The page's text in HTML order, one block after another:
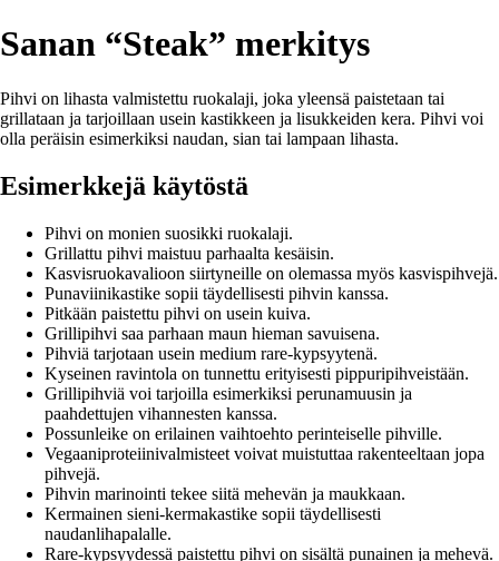
Sanan “Steak” merkitys
Pihvi on lihasta valmistettu ruokalaji, joka yleensä paistetaan tai
grillataan ja tarjoillaan usein kastikkeen ja lisukkeiden kera. Pihvi voi
olla peräisin esimerkiksi naudan, sian tai lampaan lihasta.
Esimerkkejä käytöstä
Pihvi on monien suosikki ruokalaji.
Grillattu pihvi maistuu parhaalta kesäisin.
Kasvisruokavalioon siirtyneille on olemassa myös kasvispihvejä.
Punaviinikastike sopii täydellisesti pihvin kanssa.
Pitkään paistettu pihvi on usein kuiva.
Grillipihvi saa parhaan maun hieman savuisena.
Pihviä tarjotaan usein medium rare-kypsyytenä.
Kyseinen ravintola on tunnettu erityisesti pippuripihveistään.
Grillipihviä voi tarjoilla esimerkiksi perunamuusin ja
paahdettujen vihannesten kanssa.
Possunleike on erilainen vaihtoehto perinteiselle pihville.
Vegaaniproteiinivalmisteet voivat muistuttaa rakenteeltaan jopa
pihvejä.
Pihvin marinointi tekee siitä mehevän ja maukkaan.
Kermainen sieni-kermakastike sopii täydellisesti
naudanlihapalalle.
Rare-kypsyydessä paistettu pihvi on sisältä punainen ja mehevä.